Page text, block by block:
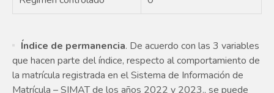
Índice de permanencia. De acuerdo con las 3 variables
que hacen parte del índice, respecto al comportamiento de
la matrícula registrada en el Sistema de Información de
Matrícula – SIMAT de los años 2022 y 2023., se puede